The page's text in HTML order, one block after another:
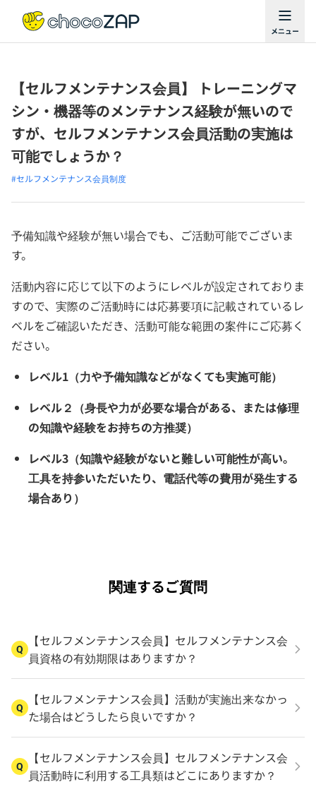
【セルフメンテナンス会員】 トレーニングマ
シン・機器等のメンテナンス経験が無いので
すが、セルフメンテナンス会員活動の実施は
可能でしょうか？
#セルフメンテナンス会員制度
予備知識や経験が無い場合でも、ご活動可能でございま
す。
活動内容に応じて以下のようにレベルが設定されておりま
すので、実際のご活動時には応募要項に記載されているレ
ベルをご確認いただき、活動可能な範囲の案件にご応募く
ださい。
レベル1（力や予備知識などがなくても実施可能）
レベル２（身長や力が必要な場合がある、または修理
の知識や経験をお持ちの方推奨）
レベル3（知識や経験がないと難しい可能性が高い。
工具を持参いただいたり、電話代等の費用が発生する
場合あり）
関連するご質問
Q
【セルフメンテナンス会員】セルフメンテナンス会
員資格の有効期限はありますか？
Q
【セルフメンテナンス会員】活動が実施出来なかっ
た場合はどうしたら良いですか？
Q
【セルフメンテナンス会員】セルフメンテナンス会
員活動時に利用する工具類はどこにありますか？